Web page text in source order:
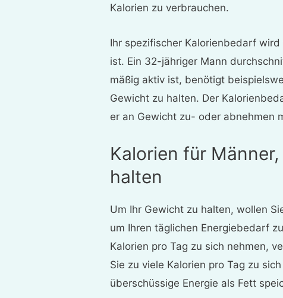
Kalorien zu verbrauchen.
Ihr spezifischer Kalorienbedarf
ist. Ein 32-jähriger Mann
mäßig aktiv ist, benötigt
Gewicht zu halten. Der
er an Gewicht zu- oder abnehmen
Kalorien für
halten
Um Ihr Gewicht zu halten, wollen
um Ihren täglichen Energiebedarf
Kalorien pro Tag zu sich nehmen,
Sie zu viele Kalorien pro Tag zu
überschüssige Energie als Fett